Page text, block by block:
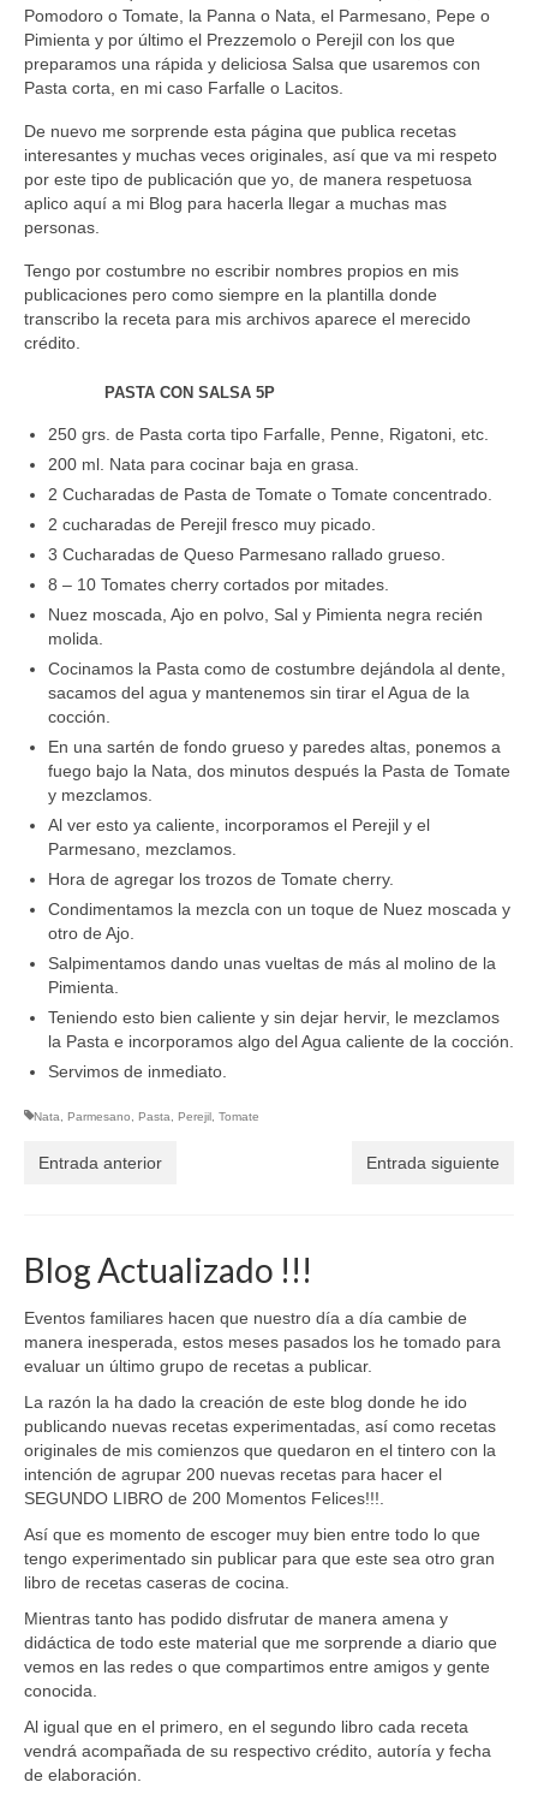
Pomodoro o Tomate, la Panna o Nata, el Parmesano, Pepe o
Pimienta y por último el Prezzemolo o Perejil con los que
preparamos una rápida y deliciosa Salsa que usaremos con
Pasta corta, en mi caso Farfalle o Lacitos.
De nuevo me sorprende esta página que publica recetas
interesantes y muchas veces originales, así que va mi respeto
por este tipo de publicación que yo, de manera respetuosa
aplico aquí a mi Blog para hacerla llegar a muchas mas
personas.
Tengo por costumbre no escribir nombres propios en mis
publicaciones pero como siempre en la plantilla donde
transcribo la receta para mis archivos aparece el merecido
crédito.
PASTA CON SALSA 5P
250 grs. de Pasta corta tipo Farfalle, Penne, Rigatoni, etc.
200 ml. Nata para cocinar baja en grasa.
2 Cucharadas de Pasta de Tomate o Tomate concentrado.
2 cucharadas de Perejil fresco muy picado.
3 Cucharadas de Queso Parmesano rallado grueso.
8 – 10 Tomates cherry cortados por mitades.
Nuez moscada, Ajo en polvo, Sal y Pimienta negra recién
molida.
Cocinamos la Pasta como de costumbre dejándola al dente,
sacamos del agua y mantenemos sin tirar el Agua de la
cocción.
En una sartén de fondo grueso y paredes altas, ponemos a
fuego bajo la Nata, dos minutos después la Pasta de Tomate
y mezclamos.
Al ver esto ya caliente, incorporamos el Perejil y el
Parmesano, mezclamos.
Hora de agregar los trozos de Tomate cherry.
Condimentamos la mezcla con un toque de Nuez moscada y
otro de Ajo.
Salpimentamos dando unas vueltas de más al molino de la
Pimienta.
Teniendo esto bien caliente y sin dejar hervir, le mezclamos
la Pasta e incorporamos algo del Agua caliente de la cocción.
Servimos de inmediato.
Nata Parmesano Pasta Perejil Tomate
Entrada anterior Entrada siguiente
Blog Actualizado !!!
Eventos familiares hacen que nuestro día a día cambie de
manera inesperada, estos meses pasados los he tomado para
evaluar un último grupo de recetas a publicar.
La razón la ha dado la creación de este blog donde he ido
publicando nuevas recetas experimentadas, así como recetas
originales de mis comienzos que quedaron en el tintero con la
intención de agrupar 200 nuevas recetas para hacer el
SEGUNDO LIBRO de 200 Momentos Felices!!!.
Así que es momento de escoger muy bien entre todo lo que
tengo experimentado sin publicar para que este sea otro gran
libro de recetas caseras de cocina.
Mientras tanto has podido disfrutar de manera amena y
didáctica de todo este material que me sorprende a diario que
vemos en las redes o que compartimos entre amigos y gente
conocida.
Al igual que en el primero, en el segundo libro cada receta
vendrá acompañada de su respectivo crédito, autoría y fecha
de elaboración.